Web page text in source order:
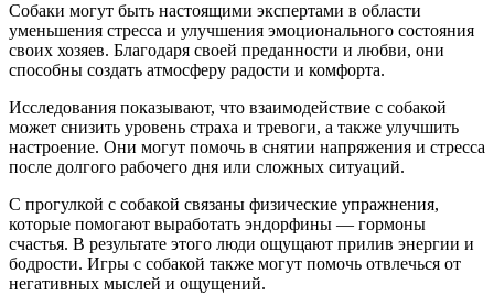
Собаки могут быть настоящими экспертами в области
уменьшения стресса и улучшения эмоционального состояния
своих хозяев. Благодаря своей преданности и любви, они
способны создать атмосферу радости и комфорта.
Исследования показывают, что взаимодействие с собакой
может снизить уровень страха и тревоги, а также улучшить
настроение. Они могут помочь в снятии напряжения и стресса
после долгого рабочего дня или сложных ситуаций.
С прогулкой с собакой связаны физические упражнения,
которые помогают выработать эндорфины — гормоны
счастья. В результате этого люди ощущают прилив энергии и
бодрости. Игры с собакой также могут помочь отвлечься от
негативных мыслей и ощущений.